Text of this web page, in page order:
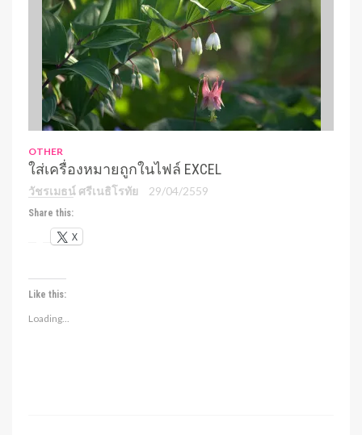
OTHER
ใส่เครื่องหมายถูกในไฟล์ EXCEL
วัชรเมธน์ ศรีเนธิโรทัย 29/04/2559
Share this:
X
Like this:
Loading...